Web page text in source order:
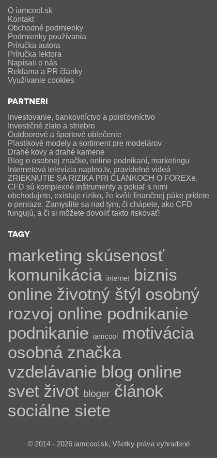
O iamcool.sk
Kontakt
Obchodné podmienky
Podmienky používania
Príručka autora
Príručka lektora
Napísali o nás
Reklama a PR články
Využívanie cookies
PARTNERI
Investovanie, bankovníctvo a poisťovníctvo
Investičné zlato a striebro
Outdoorové a športové oblečenie
Plastikové modely a sortiment pre modelárov
Drahé kovy a drahé kamene
Blog o osobnej značke, online podnikaní, marketingu
Internetová televízia naplno.tv, pravidelné videá
ZRIEKNUTIE SA RIZIKA PRI ČLÁNKOCH O FOREXe.
CFD sú komplexné inštrumenty a pokiaľ s nimi
obchodujete, existuje riziko, že kvôli finančnej páke prídete
o peniaze. Zamyslite sa nad tým, či chápete, ako CFD
fungujú, a či si môžete dovoliť takto riskovať!
TAGY
marketing skúsenosť
komunikácia
internet
biznis
online životný štýl osobný
rozvoj online podnikanie
podnikanie
iamcool
motivácia
osobná značka
vzdelávanie blog online
svet život bloger článok
sociálne siete
© 2014 - 2026 iamcool.sk, Všetky práva vyhradené